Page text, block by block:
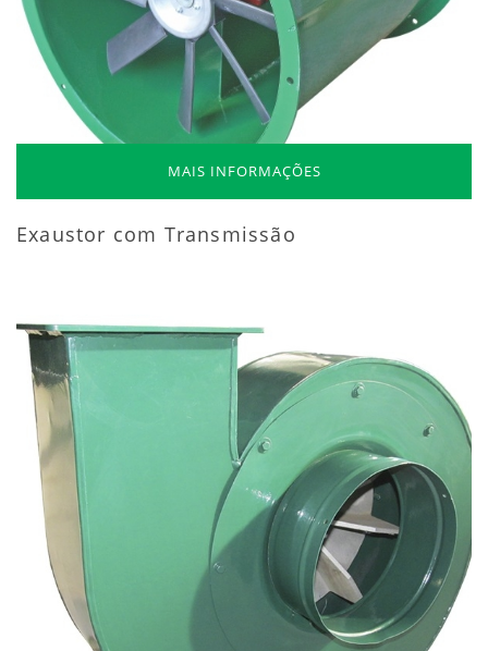
MAIS INFORMAÇÕES
Exaustor com Transmissão